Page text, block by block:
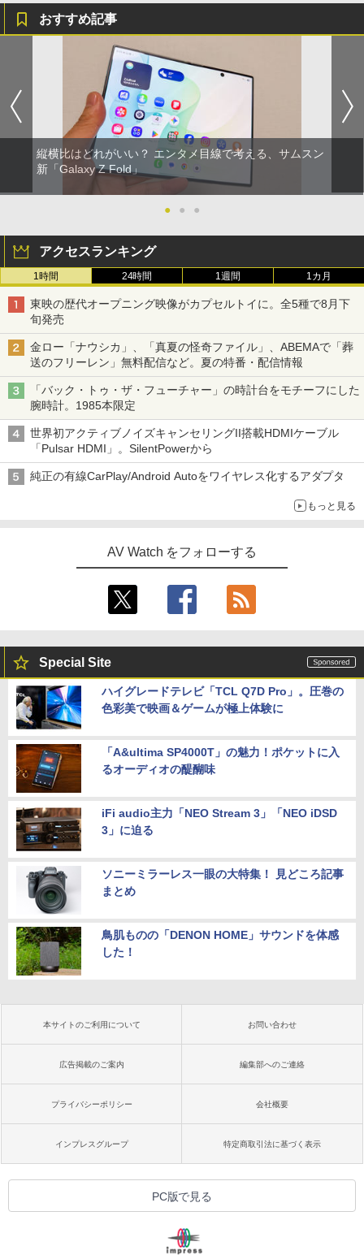
おすすめ記事
縦横比はどれがいい？ エンタメ目線で考える、サムスン
新「Galaxy Z Fold」
● ● ●
アクセスランキング
1時間 24時間 1週間 1カ月
東映の歴代オープニング映像がカプセルトイに。全5種で8月下
旬発売
金ロー「ナウシカ」、「真夏の怪奇ファイル」、ABEMAで「葬
送のフリーレン」無料配信など。夏の特番・配信情報
「バック・トゥ・ザ・フューチャー」の時計台をモチーフにした
腕時計。1985本限定
世界初アクティブノイズキャンセリングII搭載HDMIケーブル
「Pulsar HDMI」。SilentPowerから
純正の有線CarPlay/Android Autoをワイヤレス化するアダプタ
もっと見る
AV Watch をフォローする
Special Site
ハイグレードテレビ「TCL Q7D Pro」。圧巻の
色彩美で映画＆ゲームが極上体験に
「A&ultima SP4000T」の魅力！ポケットに入
るオーディオの醍醐味
iFi audio主力「NEO Stream 3」「NEO iDSD
3」に迫る
ソニーミラーレス一眼の大特集！ 見どころ記事
まとめ
鳥肌ものの「DENON HOME」サウンドを体感
した！
本サイトのご利用について お問い合わせ
広告掲載のご案内 編集部へのご連絡
プライバシーポリシー 会社概要
インプレスグループ 特定商取引法に基づく表示
PC版で見る